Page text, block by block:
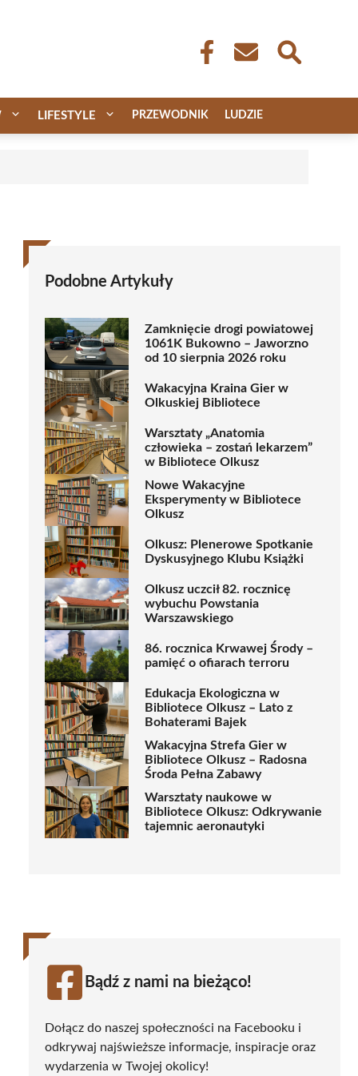
LIFESTYLE PRZEWODNIK LUDZIE
Podobne Artykuły
Zamknięcie drogi powiatowej
1061K Bukowno – Jaworzno
od 10 sierpnia 2026 roku
Wakacyjna Kraina Gier w
Olkuskiej Bibliotece
Warsztaty „Anatomia
człowieka – zostań lekarzem”
w Bibliotece Olkusz
Nowe Wakacyjne
Eksperymenty w Bibliotece
Olkusz
Olkusz: Plenerowe Spotkanie
Dyskusyjnego Klubu Książki
Olkusz uczcił 82. rocznicę
wybuchu Powstania
Warszawskiego
86. rocznica Krwawej Środy –
pamięć o ofiarach terroru
Edukacja Ekologiczna w
Bibliotece Olkusz – Lato z
Bohaterami Bajek
Wakacyjna Strefa Gier w
Bibliotece Olkusz – Radosna
Środa Pełna Zabawy
Warsztaty naukowe w
Bibliotece Olkusz: Odkrywanie
tajemnic aeronautyki
Bądź z nami na bieżąco!
Dołącz do naszej społeczności na Facebooku i
odkrywaj najświeższe informacje, inspiracje oraz
wydarzenia w Twojej okolicy!